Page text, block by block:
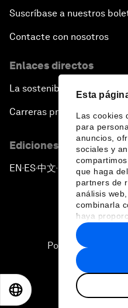
Esta
Las cookies
para
anuncios,
sociales y
que haga
partners de
análisis
combinarla
haya
recopilado a
hecho de
Suscríbase a nuestros
Contacte con nosotros
Enlaces directos
La sostenibilidad en el Foro
Carreras profesionales
Ediciones en otros
EN ▪ES▪中文▪ 日本語
Política de
2026 Foro